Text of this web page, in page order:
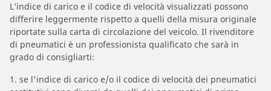
L’indice di carico e il codice di velocità visualizzati possono
differire leggermente rispetto a quelli della misura originale
riportate sulla carta di circolazione del veicolo. Il rivenditore
di pneumatici è un professionista qualificato che sarà in
grado di consigliarti:
1. se l'indice di carico e/o il codice di velocità dei pneumatici